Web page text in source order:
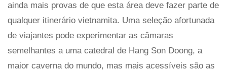
ainda mais provas de que esta área deve fazer parte de
qualquer itinerário vietnamita. Uma seleção afortunada
de viajantes pode experimentar as câmaras
semelhantes a uma catedral de Hang Son Doong, a
maior caverna do mundo, mas mais acessíveis são as